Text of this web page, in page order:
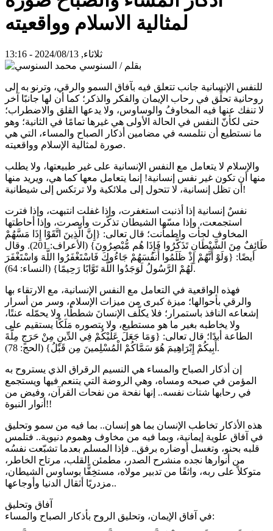
لمثالية الاسلام وواقعيته
ثلاثاء, 2024/08/13 - 13:16
للنفس الإنسانية جانب تتعلق فيه بآفاق السمو والرقي، وترنو به إلى
روحانية تحلِّق في رحاب الإيمان والفكر والذكر؛ كما أن لها جانبًا آخر
لا تنفك عنها فيه المخاوفُ والوساوس، ولا يدعها القلق والاضطراب؛
حتى لكأنّ النفس في الحالة الأولى هي غيرها تمامًا في الثانية؛ وهو
ما نستطيع أن نتلمسه في مضامين أذكار الصباح والمساء، التي هي
صورة لمثالية الإسلام وواقعيته.
والإسلام لا يتعامل مع النفس الإنسانية على غير طبيعتها، ولا يطلب
منها أن تكون غير نفس إنسانية! إنما يتعامل معها كما هي، ويريد منها
أن تظل إنسانية، لا تتحول إلى ملائكية ولا ترتكس إلى شيطانية!
نفسٌ إنسانية إذا أذنبت استغفرت، وإذا غفلت انتبهت، وإذا فترت
استجمعت، وإذا مسّها الشيطان تذكّرت وأبصرت، وإذا أحاطتها
المخاوف لجأت واطمأنت؛ قال تعالى: {إِنَّ الَّذِينَ اتَّقَوْا إِذَا مَسَّهُمْ
طَائِفٌ مِنَ الشَّيْطَانِ تَذَكَّرُوا فَإِذَا هُم مُّبْصِرُونَ} (الأعراف: 201). وقال
أيضًا: {وَلَوْ أَنَّهُمْ إِذْ ظَلَمُوا أَنفُسَهُمْ جَاءُوكَ فَاسْتَغْفَرُوا اللَّهَ وَاسْتَغْفَرَ
لَهُمْ الرَّسُولُ لَوَجَدُوا اللَّهَ تَوَّابًا رَحِيمًا} (النساء: 64).
فهذه الواقعية في التعامل مع النفس الإنسانية، مع الارتقاء بها
والرقي بأحوالها؛ ميزة كبرى من ميزات الإسلام، وسر من أسرار
إشعاعه النافذ باستمرار؛ فلا يكلّف الإنسانَ شططًا، ولا يحمّله عنتًا،
ولا يخاطبه بغير ما هو مستطيع، ولا يتصوره مَلَكًا يستقيم على
الطاعة أبدًا؛ قال تعالى: {وَمَا جَعَلَ عَلَيْكُمْ فِي الدِّينِ مِنْ حَرَجٍ مِلَّةَ
أَبِيكُمْ إِبْرَاهِيمَ هُوَ سَمَّاكُمْ الْمُسْلِمينَ مِن قَبْلُ} (الحج: 78).
إن أذكار الصباح والمساء هي النسيم الرقراق الذي يستروح به
المؤمن في صبحه ومساه، وهي الروضة التي يتنعم فيها ويستجمع
في رحابها شتات نفسه.. إنها نفحة من نفحات القرآن، وفيض من
أنوار النبوة!!
هذه الأذكار تخاطب الإنسان بما هو إنسان.. بما فيه من سمو وتحليق
في آفاق علوية إيمانية، وبما فيه من مخاوف وهموم دنيوية.. فتلمس
قلبه بحنو، وتغسل أوضاره برفق.. فإذا المسلم بعدما تشبّعت نفسُه
من أنوارها نجده منشرح الصدر، مطمئن القلب، مرتاح الخاطر،
متوكلاً على ربه، واثقًا من تدبير مولاه، مستخِفًّا بوساوس الشيطان،
مزدريًا أثقال الدنيا وأوجاعها..
آفاق وتحليق
في آفاق الإيمان، وتحليق الروح بأذكار الصباح والمساء: